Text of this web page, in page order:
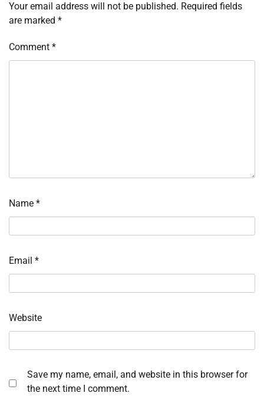
Your email address will not be published. Required fields
are marked *
Comment *
Name *
Email *
Website
Save my name, email, and website in this browser for
the next time I comment.